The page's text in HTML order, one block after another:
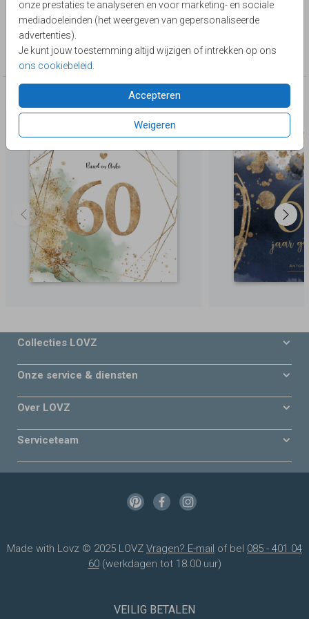
onze prestaties te analyseren en voor marketing- en sociale
mediadoeleinden (het weergeven van gepersonaliseerde
advertenties).
Je kunt jouw toestemming altijd wijzigen of intrekken op ons
ons cookiebeleid
Accepteren
Weigeren
Lievez
Collectie
60 jaar getrouwd
Deze producten zijn wellicht ook iets voor je
Collecties LOVZ
Onze service & diensten
Over LOVZ
Serviceteam
Made with Lovz © 2025 LOVZ Vragen? E-mail of bel 085 - 401 04
60(werkdagen tot 18.00 uur)
VEILIG BETALEN